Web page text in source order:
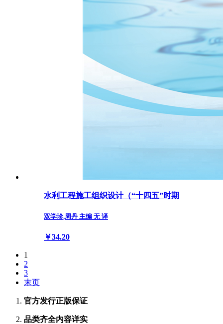
水利工程施工组织设计（“十四五”时期
双学珍,周丹 主编 无 译
￥34.20
1
2
3
末页
官方发行正版保证
品类齐全内容详实